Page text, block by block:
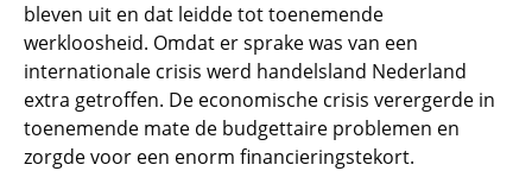
bleven uit en dat leidde tot toenemende
werkloosheid. Omdat er sprake was van een
internationale crisis werd handelsland Nederland
extra getroffen. De economische crisis verergerde in
toenemende mate de budgettaire problemen en
zorgde voor een enorm financieringstekort.